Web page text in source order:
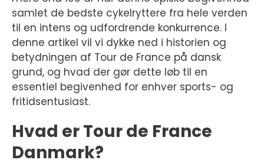
samlet de bedste cykelryttere fra hele verden
til en intens og udfordrende konkurrence. I
denne artikel vil vi dykke ned i historien og
betydningen af Tour de France på dansk
grund, og hvad der gør dette løb til en
essentiel begivenhed for enhver sports- og
fritidsentusiast.
Hvad er Tour de France
Danmark?